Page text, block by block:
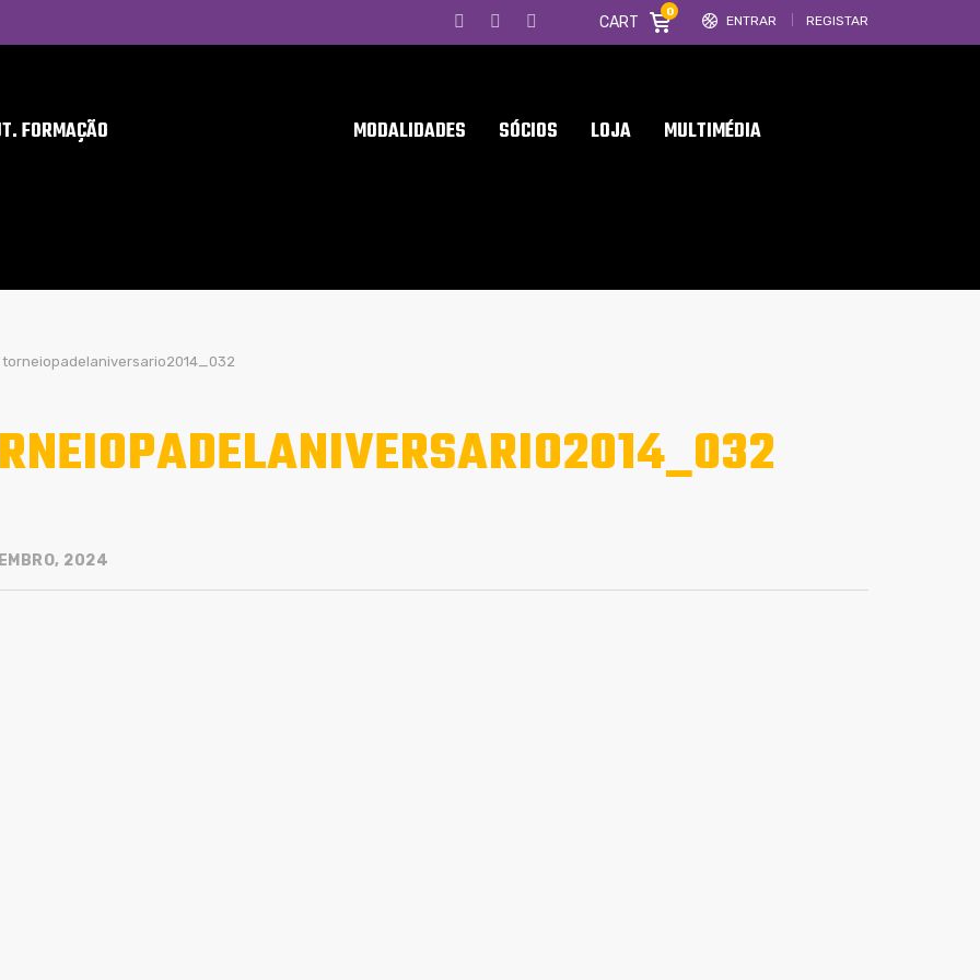
ENTRAR REGISTAR
CART
0
FORMAÇÃO MODALIDADES SÓCIOS LOJA MULTIMÉDIA
torneiopadelaniversario2014_032
2024